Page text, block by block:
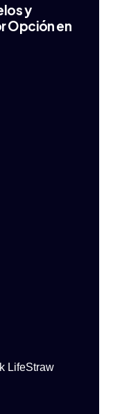
y
Opción en